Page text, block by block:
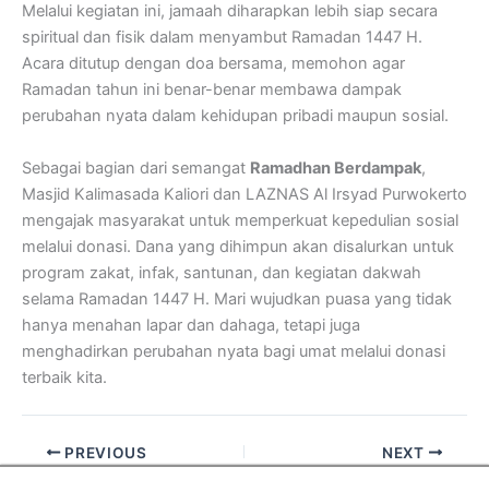
Melalui kegiatan ini, jamaah diharapkan lebih siap secara
spiritual dan fisik dalam menyambut Ramadan 1447 H.
Acara ditutup dengan doa bersama, memohon agar
Ramadan tahun ini benar-benar membawa dampak
perubahan nyata dalam kehidupan pribadi maupun sosial.
Sebagai bagian dari semangat Ramadhan Berdampak,
Masjid Kalimasada Kaliori dan LAZNAS Al Irsyad Purwokerto
mengajak masyarakat untuk memperkuat kepedulian sosial
melalui donasi. Dana yang dihimpun akan disalurkan untuk
program zakat, infak, santunan, dan kegiatan dakwah
selama Ramadan 1447 H. Mari wujudkan puasa yang tidak
hanya menahan lapar dan dahaga, tetapi juga
menghadirkan perubahan nyata bagi umat melalui donasi
terbaik kita.
PREVIOUS NEXT